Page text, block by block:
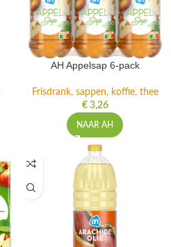
AH Appelsap 6-pack
Frisdrank, sappen, koffie, thee
€3,26
NAAR AH